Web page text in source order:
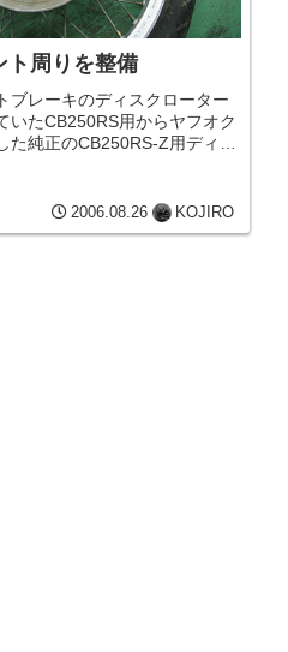
ト周りを整備
ブレーキのディスクローター
いたCB250RS用からヤフオク
た純正のCB250RS-Z用ディス
イルを注入しました。この頃
はエアサスなの...
2006.08.26 KOJIRO